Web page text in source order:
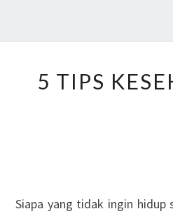
5 TIPS
Siapa yang tidak ingin hidup